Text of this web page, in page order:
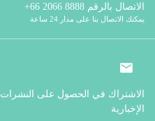
الاتصال بالرقم
يمكنك الاتصال بنا على مدار 24 ساعة
الاشتراك في الحصول على النشرات
الإخبارية